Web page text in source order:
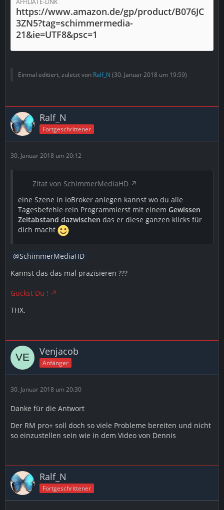
AFFILIATE-LINK
https://www.amazon.de/gp/product/B076JC
3ZN5?tag=schimmermedia-
21&ie=UTF8&psc=1
Einmal editiert, zuletzt von Ralf_N (30. Januar 2018 um 19:59)
Ralf_N
Fortgeschrittener
30. Januar 2018 um 20:12
Zitat von SchimmerMediaHD
eine Szene in ioBroker anlegen kannst wo du alle
Tagesbefehle rein Programmierst mit einem Gewissen
Zeitabstand dazwischen das er diese ganzen klicks für
dich macht
SchimmerMediaHD
Kannst das das mal präzisieren ???
Guckst Du !
THX.
Venjacob
Anfänger
30. Januar 2018 um 20:30
Danke für die Antwort
Der RM pro+ soll doch so viele Probleme bereiten und nicht
so einzustellen sein wie in dem Video von Dennis
Ralf_N
Fortgeschrittener